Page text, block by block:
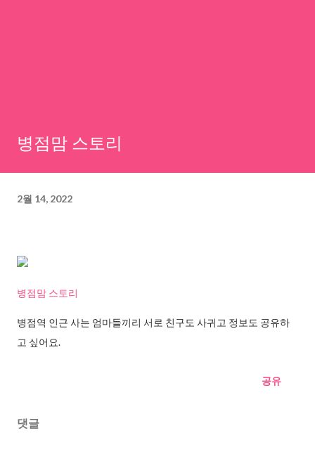
병점맘 스토리
2월 14, 2022
병점맘 스토리
병점역 인근 사는 엄마들끼리 서로 친구도 사귀고 정보도 공유하
고 싶어요.
공유
댓글